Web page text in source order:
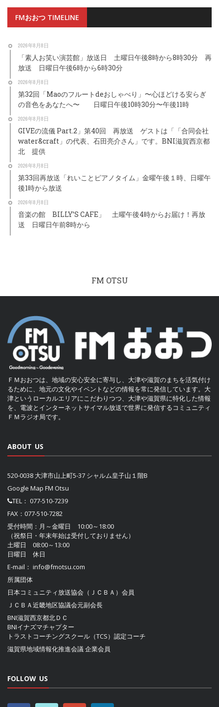
FMおおつ TIMELINE
2026年8月8日
「素人お笑い演芸館」放送日 土曜日午後8時から8時30分 再
放送 日曜日午後6時から6時30分
2026年8月8日
第32回「Maoのフルートdeおしゃべり」〜心ほどける安らぎ
の音色をあなたへ〜 日曜日午後10時30分〜午後11時
2026年8月8日
GIVEの流儀 Part.2」第40回 再放送 ゲストは「「合同会社
water&craft」の代表、石田亮介さん」です。BNI滋賀西京都
北 提供
2026年8月8日
第33回再放送「れいことピアノタイム」金曜午後１時、日曜午
後1時から放送
2026年8月8日
音楽の館 BILLY’S CAFE」 土曜午後4時からお届け！再放
送 日曜日午前8時から
FM OTSU
ＦＭおおつは、地域の安心安全に寄与し、大津や滋賀のまちを活気付け
るために、地元の文化やイベントなどの情報を常に発信しています。大
津というローカルエリアにこだわりつつ、大津や滋賀県に特化した情報
を、電波とインターネットサイマル放送で世界に発信するコミュニティ
ＦＭラジオ局です。
ABOUT US
520-0038 大津市山上町5-37 シャルム皇子山１階B
Google Map FM Otsu
TEL： 077-510-7239
FAX：077-510-7282
受付時間：月～金曜日 10:00～18:00
（祝祭日・年末年始は受付しておりません）
土曜日 08:00～13:00
日曜日 休日
E-mail： info@fmotsu.com
所属団体
日本コミュニティ放送協会（ＪＣＢＡ） 会員
ＪＣＢＡ近畿地区協議会元副会長
BNI滋賀西京都北ＤＣ
BNIイナズマチャプター
トラストコーチングスクール（TCS）認定コーチ
滋賀県地域情報化推進会議企業会員
FOLLOW US